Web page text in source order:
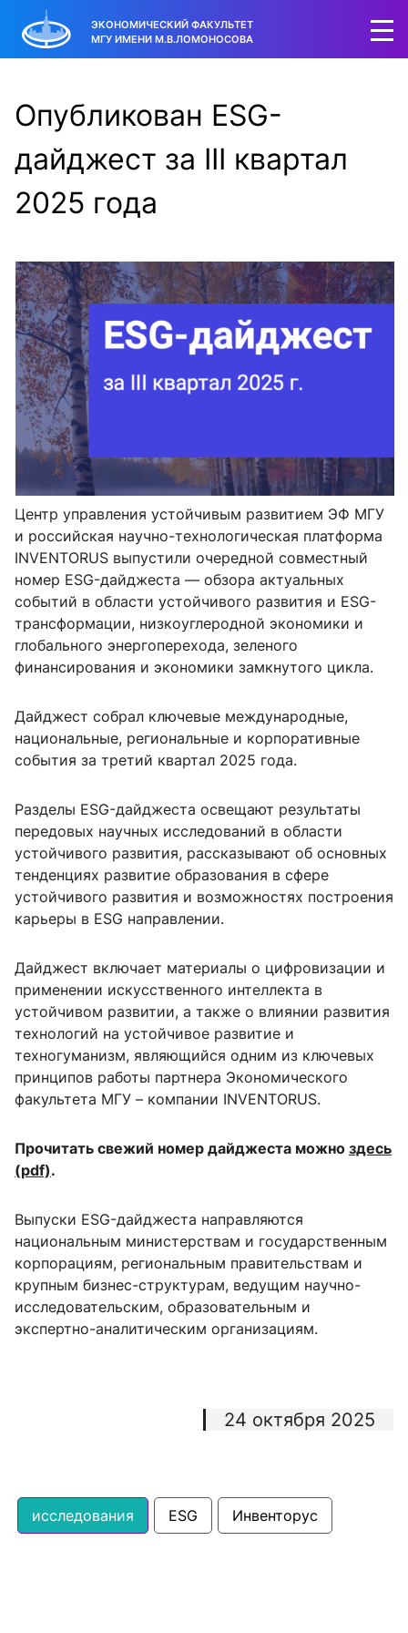
ЭКОНОМИЧЕСКИЙ ФАКУЛЬТЕТ
МГУ ИМЕНИ М.В.ЛОМОНОСОВА
Опубликован ESG-
дайджест за III квартал
2025 года
Центр управления устойчивым развитием ЭФ МГУ
и российская научно-технологическая платформа
INVENTORUS выпустили очередной совместный
номер ESG-дайджеста — обзора актуальных
событий в области устойчивого развития и ESG-
трансформации, низкоуглеродной экономики и
глобального энергоперехода, зеленого
финансирования и экономики замкнутого цикла.
Дайджест собрал ключевые международные,
национальные, региональные и корпоративные
события за третий квартал 2025 года.
Разделы ESG-дайджеста освещают результаты
передовых научных исследований в области
устойчивого развития, рассказывают об основных
тенденциях развитие образования в сфере
устойчивого развития и возможностях построения
карьеры в ESG направлении.
Дайджест включает материалы о цифровизации и
применении искусственного интеллекта в
устойчивом развитии, а также о влиянии развития
технологий на устойчивое развитие и
техногуманизм, являющийся одним из ключевых
принципов работы партнера Экономического
факультета МГУ – компании INVENTORUS.
Прочитать свежий номер дайджеста можно здесь
(pdf).
Выпуски ESG-дайджеста направляются
национальным министерствам и государственным
корпорациям, региональным правительствам и
крупным бизнес-структурам, ведущим научно-
исследовательским, образовательным и
экспертно-аналитическим организациям.
24 октября 2025
исследования ESG Инвенторус